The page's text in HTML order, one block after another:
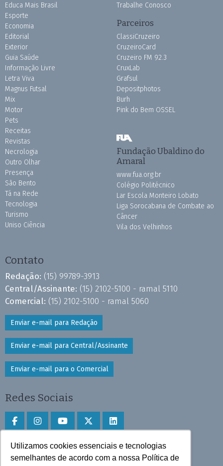
Utilizamos cookies essenciais e tecnologias
semelhantes de acordo com a nossa Política de
Educa Mais Brasil
Esporte
Economia
Editorial
Exterior
Guia Saúde
Informação Livre
Letra Viva
Magnus Futsal
Mix
Motor
Pets
Receitas
Revistas
Necrologia
Outro Olhar
Presença
São Bento
Tá na Rede
Tecnologia
Turismo
Uniso Ciência
Trabalhe Conosco
Parceiros
ClassiCruzeiro
CruzeiroCard
Cruzeiro FM 92.3
CruxLab
Grafsul
Depositphotos
Burh
Pink do Bem OSSEL
Fundação Ubaldino do
Amaral
www.fua.org.br
Colégio Politécnico
Lar Escola Monteiro Lobato
Liga Sorocabana de Combate ao
Câncer
Vila dos Velhinhos
Contato
Redação: (15) 99789-3913
Central/Assinante: (15) 2102-5100 - ramal 5110
Comercial: (15) 2102-5100 - ramal 5060
Enviar e-mail para Redação
Enviar e-mail para Central/Assinante
Enviar e-mail para o Comercial
Redes Sociais
Faça download do aplicativo